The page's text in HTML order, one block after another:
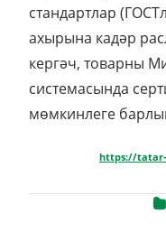
стандартлар
ахырына кадәр
кергәч, товарны
системасында
мөмкинлеге
https://tatar-